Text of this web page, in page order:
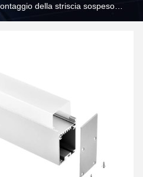
della striscia sospeso